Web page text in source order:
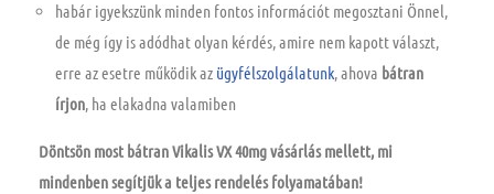
habár igyekszünk minden fontos információt megosztani Önnel,
de még így is adódhat olyan kérdés, amire nem kapott választ,
erre az esetre működik az ügyfélszolgálatunk, ahova bátran
írjon, ha elakadna valamiben
Döntsön most bátran Vikalis VX 40mg vásárlás mellett, mi
mindenben segítjük a teljes rendelés folyamatában!